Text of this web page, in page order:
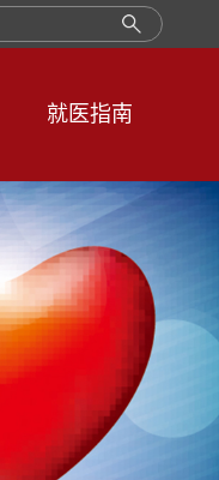
就医指南